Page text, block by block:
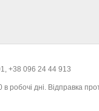
+38 096 24 44 913
робочі дні. Відправка